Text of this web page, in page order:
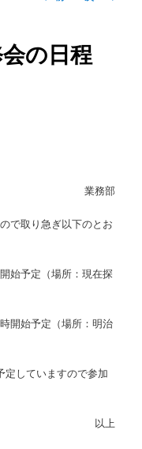
ビ
ゲ
の日程
業務部
で取り急ぎ以下のとお
始予定（場所：現在探
開始予定（場所：明治
定していますので参加
以上